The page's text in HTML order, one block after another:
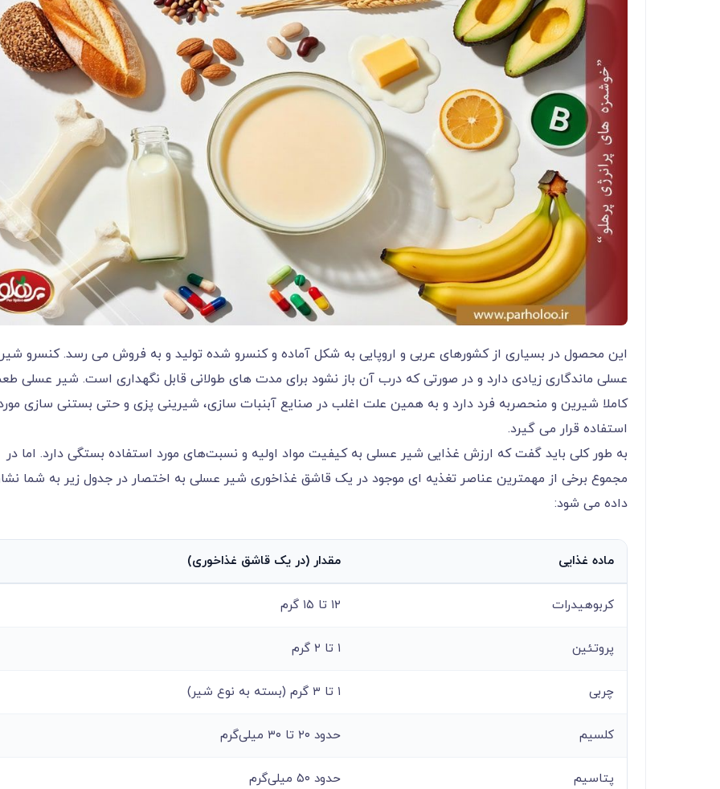
این محصول در بسیاری از کشورهای عربی و اروپایی به شکل آماده و کنسرو شده تولید و به فروش می رسد. کنسرو شیر
عسلی ماندگاری زیادی دارد و در صورتی که درب آن باز نشود برای مدت های طولانی قابل نگهداری است. شیر عسلی
کاملا شیرین و منحصربه فرد دارد و به همین علت اغلب در صنایع آبنبات سازی، شیرینی پزی و حتی بستنی سازی
استفاده قرار می گیرد.
به طور کلی باید گفت که ارزش غذایی شیر عسلی به کیفیت مواد اولیه و نسبت‌های مورد استفاده بستگی دارد. اما در
مجموع برخی از مهمترین عناصر تغذیه ای موجود در یک قاشق غذاخوری شیر عسلی به اختصار در جدول زیر به شما
داده می شود:
ماده غذایی مقدار (در یک قاشق غذاخوری)
کربوهیدرات ۱۲ تا ۱۵ گرم
پروتئین ۱ تا ۲ گرم
چربی ۱ تا ۳ گرم (بسته به نوع شیر)
کلسیم حدود ۲۰ تا ۳۰ میلی‌گرم
پتاسیم حدود ۵۰ میلی‌گرم